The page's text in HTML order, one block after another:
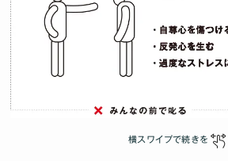
横スワイプで続きを